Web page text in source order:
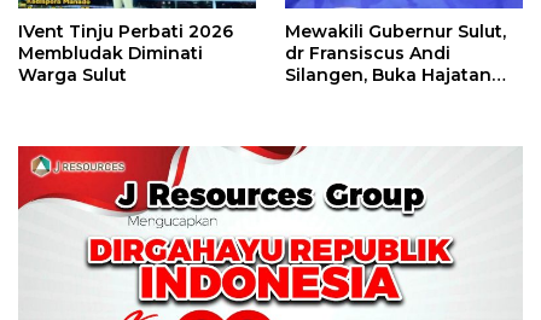
IVent Tinju Perbati 2026
Membludak Diminati
Warga Sulut
Mewakili Gubernur Sulut,
dr Fransiscus Andi
Silangen, Buka Hajatan